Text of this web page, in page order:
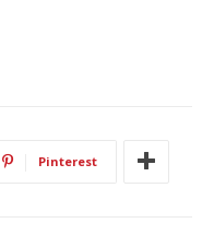
Pinterest